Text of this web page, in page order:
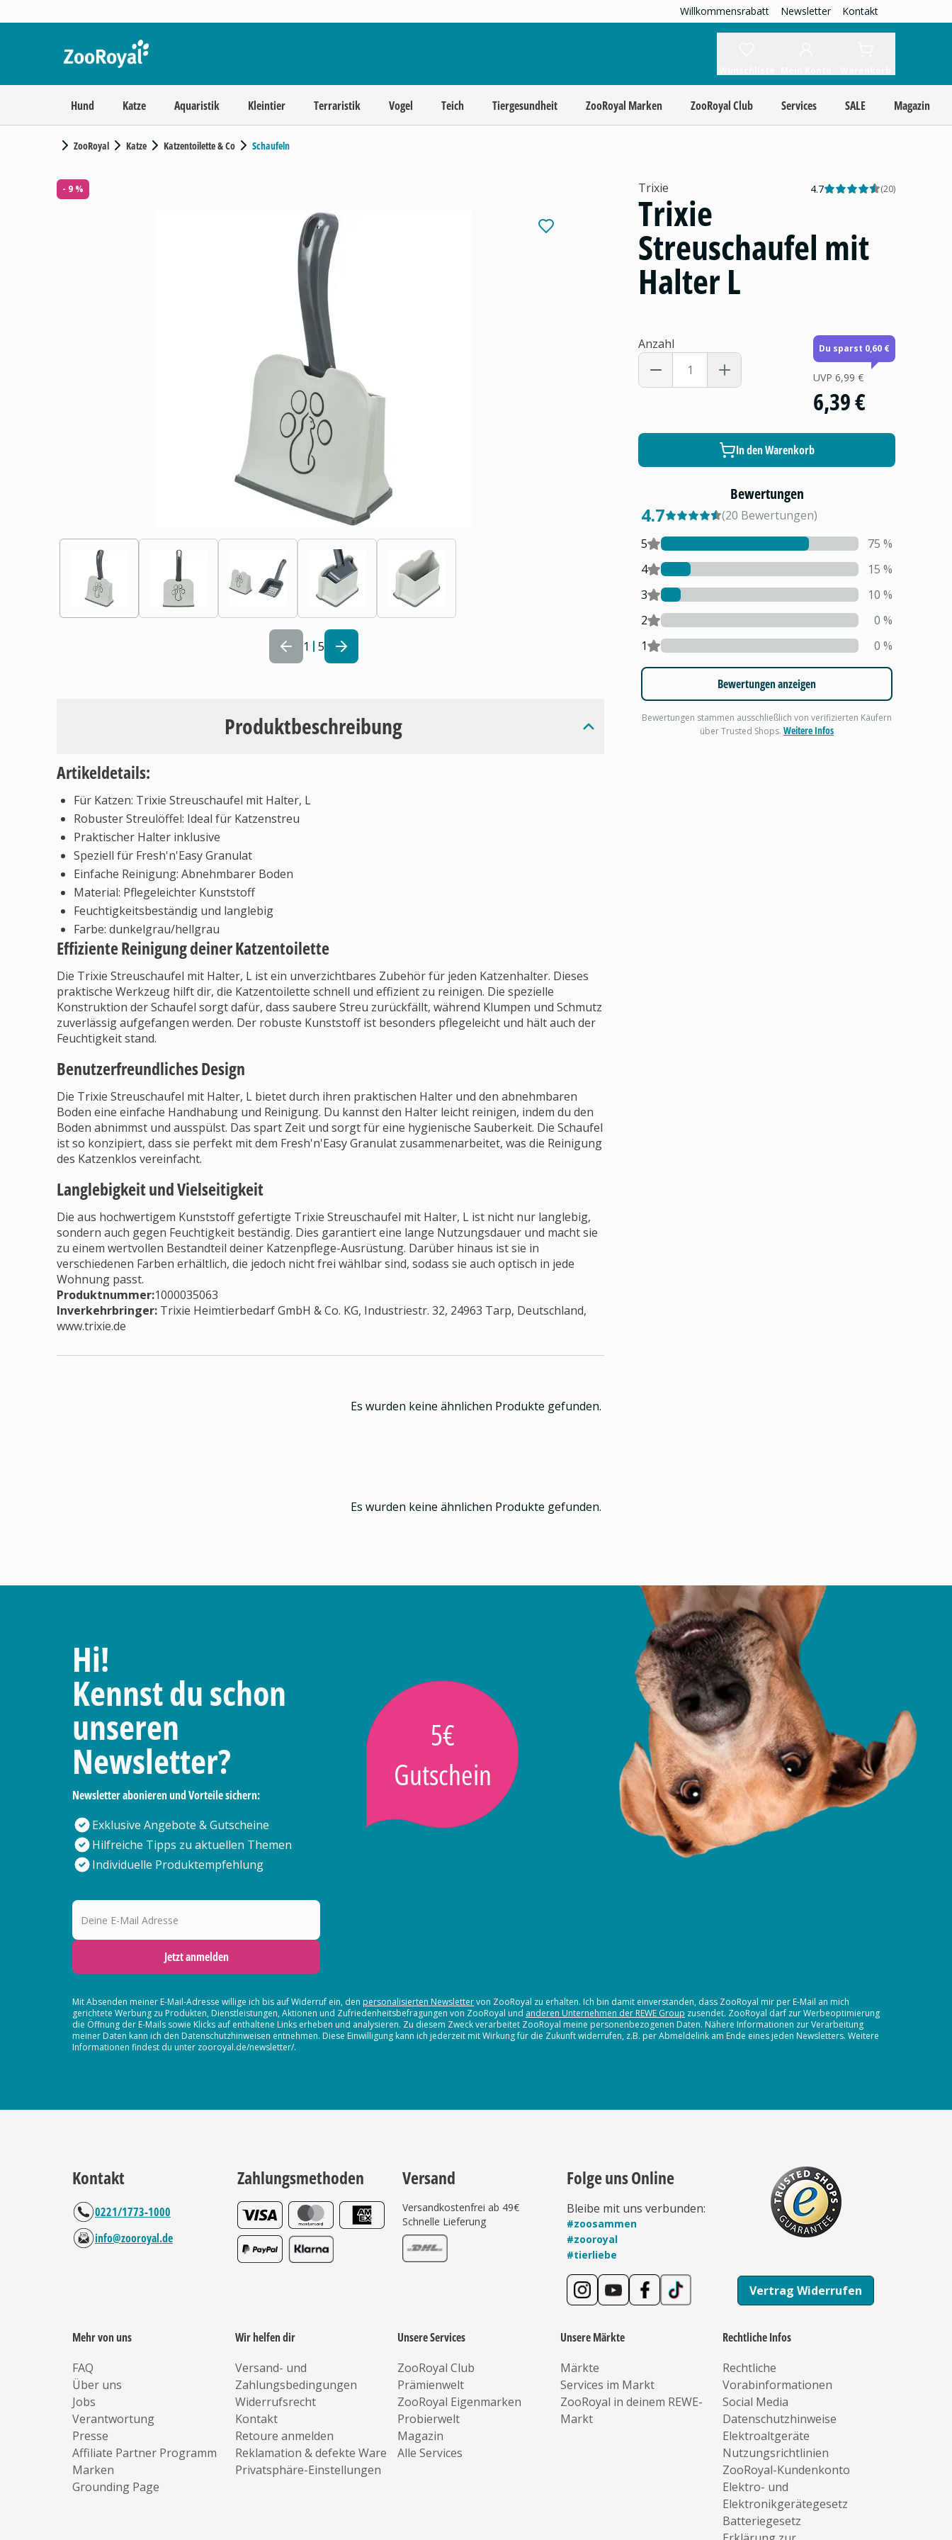
Willkommensrabatt Newsletter Kontakt
Hund Katze Aquaristik Kleintier Terraristik Vogel Teich Tiergesundheit ZooRoyal Marken ZooRoyal Club Services SALE Magazin
ZooRoyal Katze Katzentoilette & Co Schaufeln
- 9 %
1 5
Produktbeschreibung
Artikeldetails:
Für Katzen: Trixie Streuschaufel mit Halter, L
Robuster Streulöffel: Ideal für Katzenstreu
Praktischer Halter inklusive
Speziell für Fresh'n'Easy Granulat
Einfache Reinigung: Abnehmbarer Boden
Material: Pflegeleichter Kunststoff
Feuchtigkeitsbeständig und langlebig
Farbe: dunkelgrau/hellgrau
Effiziente Reinigung deiner Katzentoilette
Die Trixie Streuschaufel mit Halter, L ist ein unverzichtbares Zubehör für jeden Katzenhalter. Dieses
praktische Werkzeug hilft dir, die Katzentoilette schnell und effizient zu reinigen. Die spezielle
Konstruktion der Schaufel sorgt dafür, dass saubere Streu zurückfällt, während Klumpen und Schmutz
zuverlässig aufgefangen werden. Der robuste Kunststoff ist besonders pflegeleicht und hält auch der
Feuchtigkeit stand.
Benutzerfreundliches Design
Die Trixie Streuschaufel mit Halter, L bietet durch ihren praktischen Halter und den abnehmbaren
Boden eine einfache Handhabung und Reinigung. Du kannst den Halter leicht reinigen, indem du den
Boden abnimmst und ausspülst. Das spart Zeit und sorgt für eine hygienische Sauberkeit. Die Schaufel
ist so konzipiert, dass sie perfekt mit dem Fresh'n'Easy Granulat zusammenarbeitet, was die Reinigung
des Katzenklos vereinfacht.
Langlebigkeit und Vielseitigkeit
Die aus hochwertigem Kunststoff gefertigte Trixie Streuschaufel mit Halter, L ist nicht nur langlebig,
sondern auch gegen Feuchtigkeit beständig. Dies garantiert eine lange Nutzungsdauer und macht sie
zu einem wertvollen Bestandteil deiner Katzenpflege-Ausrüstung. Darüber hinaus ist sie in
verschiedenen Farben erhältlich, die jedoch nicht frei wählbar sind, sodass sie auch optisch in jede
Wohnung passt.
Produktnummer:1000035063
Inverkehrbringer: Trixie Heimtierbedarf GmbH & Co. KG, Industriestr. 32, 24963 Tarp, Deutschland,
www.trixie.de
Trixie 4.7 (20)
Trixie
Streuschaufel mit
Halter L
Anzahl Du sparst 0,60 €
UVP 6,99 €
6,39 €
In den Warenkorb
Bewertungen
4.7 (20 Bewertungen)
5
75 %
4
15 %
3
10 %
2
0 %
1
0 %
Bewertungen anzeigen
Bewertungen stammen ausschließlich von verifizierten Käufern
über Trusted Shops.Weitere Infos
Es wurden keine ähnlichen Produkte gefunden.
Es wurden keine ähnlichen Produkte gefunden.
Hi!
Kennst du schon
unseren
Newsletter?
Newsletter abonieren und Vorteile sichern:
Exklusive Angebote & Gutscheine
Hilfreiche Tipps zu aktuellen Themen
Individuelle Produktempfehlung
5€
Gutschein
Deine E-Mail Adresse
Jetzt anmelden
Mit Absenden meiner E-Mail-Adresse willige ich bis auf Widerruf ein, den personalisierten Newslettervon ZooRoyal zu erhalten. Ich bin damit einverstanden, dass ZooRoyal mir per E-Mail an mich
gerichtete Werbung zu Produkten, Dienstleistungen, Aktionen und Zufriedenheitsbefragungen von ZooRoyal und anderen Unternehmen der REWE Group zusendet. ZooRoyal darf zur Werbeoptimierung
die Öffnung der E-Mails sowie Klicks auf enthaltene Links erheben und analysieren. Zu diesem Zweck verarbeitet ZooRoyal meine personenbezogenen Daten. Nähere Informationen zur Verarbeitung
meiner Daten kann ich den Datenschutzhinweisen entnehmen. Diese Einwilligung kann ich jederzeit mit Wirkung für die Zukunft widerrufen, z.B. per Abmeldelink am Ende eines jeden Newsletters. Weitere
Informationen findest du unter zooroyal.de/newsletter/.
Kontakt
0221/1773-1000
info@zooroyal.de
Zahlungsmethoden Versand
Versandkostenfrei ab 49€
Schnelle Lieferung
Folge uns Online
Bleibe mit uns verbunden:
#zoosammen
#zooroyal
#tierliebe
Vertrag Widerrufen
Mehr von uns
FAQ
Über uns
Jobs
Verantwortung
Presse
Affiliate Partner Programm
Marken
Grounding Page
Wir helfen dir
Versand- und
Zahlungsbedingungen
Widerrufsrecht
Kontakt
Retoure anmelden
Reklamation & defekte Ware
Privatsphäre-Einstellungen
Unsere Services
ZooRoyal Club
Prämienwelt
ZooRoyal Eigenmarken
Probierwelt
Magazin
Alle Services
Unsere Märkte
Märkte
Services im Markt
ZooRoyal in deinem REWE-
Markt
Rechtliche Infos
Rechtliche
Vorabinformationen
Social Media
Datenschutzhinweise
Elektroaltgeräte
Nutzungsrichtlinien
ZooRoyal-Kundenkonto
Elektro- und
Elektronikgerätegesetz
Batteriegesetz